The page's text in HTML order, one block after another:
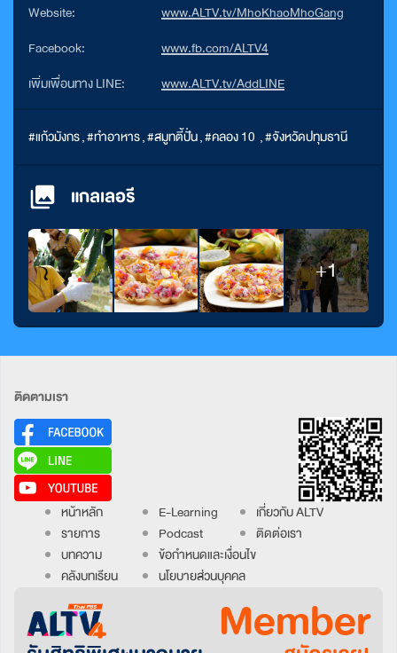
Website:
www.ALTV.tv/MhoKhaoMhoGang
Facebook:
www.fb.com/ALTV4
เพิ่มเพื่อนทาง LINE:
www.ALTV.tv/AddLINE
#แก้วมังกร,#ทำอาหาร,#สมูทตี้ปั่น,#คลอง 10 ,#จังหวัดปทุมธานี
แกลเลอรี
+1
ติดตามเรา
หน้าหลัก
รายการ
บทความ
คลังบทเรียน
E-Learning
Podcast
ข้อกำหนดและเงื่อนไข
นโยบายส่วนบุคคล
เกี่ยวกับ ALTV
ติดต่อเรา
Member